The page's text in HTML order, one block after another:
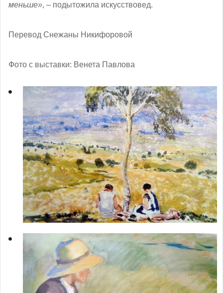
меньше», – подытожила искусствовед.
Перевод Снежаны Никифоровой
Фото с выставки: Венета Павлова